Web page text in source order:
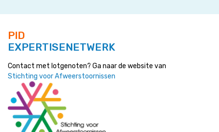
PID
EXPERTISENETWERK
Contact met lotgenoten? Ga naar de website van
Stichting voor Afweerstoornissen